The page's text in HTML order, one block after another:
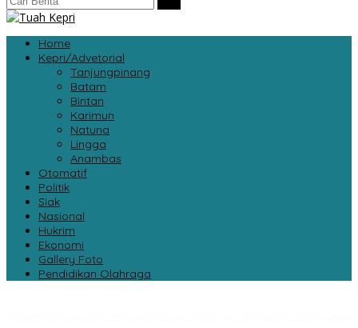
Home
Kepri/Advetorial
Tanjungpinang
Batam
Bintan
Karimun
Natuna
Lingga
Anambas
Otomatif
Politik
Siak
Nasional
Hukrim
Ekonomi
Gallery Foto
Pendidikan Olahraga